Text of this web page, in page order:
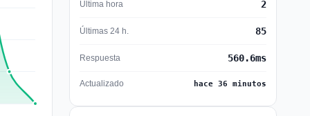
Última hora 2
Últimas 24 h. 85
Respuesta 560.6ms
Actualizado hace 36 minutos